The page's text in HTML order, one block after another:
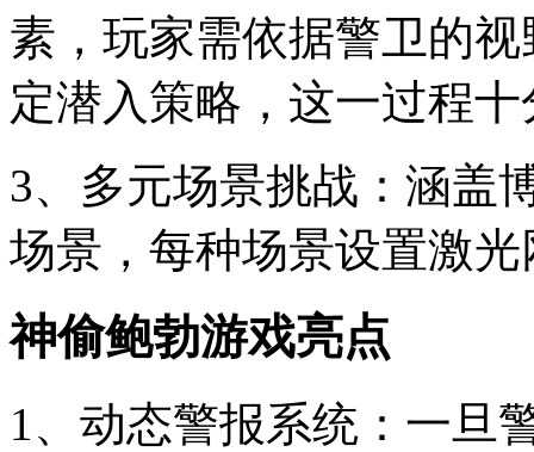
素，玩家需依据警卫的
定潜入策略，这一过程
3、多元场景挑战：涵盖
场景，每种场景设置激
神偷鲍勃游戏亮点
1、动态警报系统：一旦